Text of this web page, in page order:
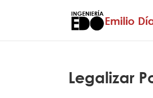
Legalizar